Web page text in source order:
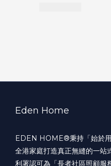
Eden Home
EDEN HOME®️秉持「始於
全港家庭打造真正無縫的一站
利署認可為「長者社區照顧服